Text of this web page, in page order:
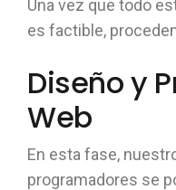
Una vez que todo
es factible,
Diseño y
Web
En esta fase,
programadores se